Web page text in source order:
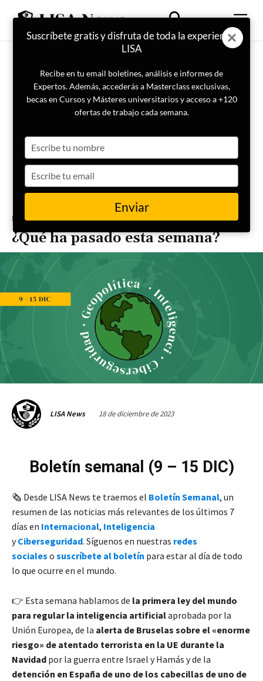
Portada Boletín Semanal
¿Qué ha pasado esta semana?
LISA News 18 de diciembre de 2023
Boletín semanal (9 – 15 DIC)
🗞️ Desde LISA News te traemos el Boletín Semanal, un
resumen de las noticias más relevantes de los últimos 7
días en Internacional, Inteligencia
yCiberseguridad. Síguenos en nuestras redes
sociales o suscríbete al boletín para estar al día de todo
lo que ocurre en el mundo.
👉 Esta semana hablamos de la primera ley del mundo
para regular la inteligencia artificialaprobada por la
Unión Europea, de la alerta de Bruselas sobre el «enorme
riesgo» de atentado terrorista en la UE durante la
Navidad por la guerra entre Israel y Hamás y de la
detención en España de uno de los cabecillas de uno de
Suscríbete gratis y disfruta de toda la experiencia
LISA
Recibe en tu email boletines, análisis e informes de
Expertos. Además, accederás a Masterclass exclusivas,
becas en Cursos y Másteres universitarios y acceso a +120
ofertas de trabajo cada semana.
your
name
your
email
Enviar